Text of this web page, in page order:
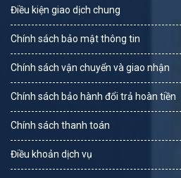
Điều kiện giao dịch chung
Chính sách bảo mật thông tin
Chính sách vận chuyển và giao nhận
Chính sách bảo hành đổi trả hoàn tiền
Chính sách thanh toán
Điều khoản dịch vụ